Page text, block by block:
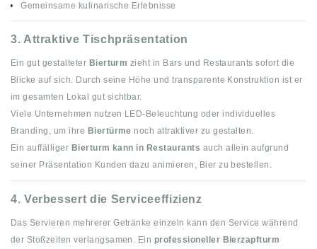
Gemeinsame kulinarische Erlebnisse
3. Attraktive Tischpräsentation
Ein gut gestalteter Bierturm zieht in Bars und Restaurants sofort die
Blicke auf sich. Durch seine Höhe und transparente Konstruktion ist er
im gesamten Lokal gut sichtbar.
Viele Unternehmen nutzen LED-Beleuchtung oder individuelles
Branding, um ihre Biertürme noch attraktiver zu gestalten.
Ein auffälliger Bierturm kann in Restaurants auch allein aufgrund
seiner Präsentation Kunden dazu animieren, Bier zu bestellen.
4. Verbessert die Serviceeffizienz
Das Servieren mehrerer Getränke einzeln kann den Service während
der Stoßzeiten verlangsamen. Ein professioneller Bierzapfturm